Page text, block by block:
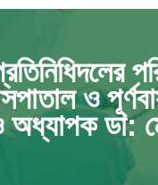
ও
অধ্যাপক ডা: